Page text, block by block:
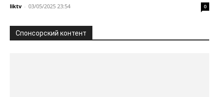
liktv - 03/05/2025 23:54 0
Спонсорский контент